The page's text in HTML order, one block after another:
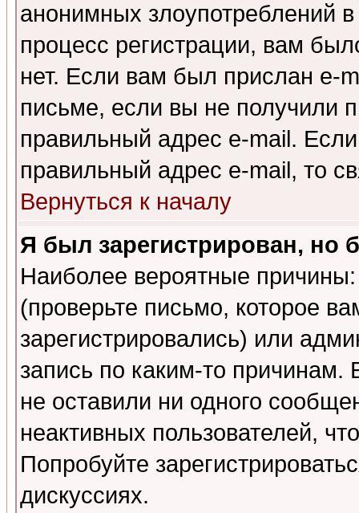
анонимных злоупотреблений
процесс регистрации, вам
нет. Если вам был прислан e-
письме, если вы не получили
правильный адрес e-mail.
правильный адрес e-mail, то
Вернуться к началу
Я был зарегистрирован, но
Наиболее вероятные
(проверьте письмо, которое
зарегистрировались) или
запись по каким-то
не оставили ни одного
неактивных пользователей,
Попробуйте
дискуссиях.